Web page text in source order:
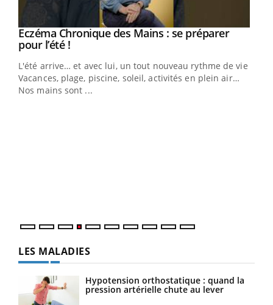
Youtube
Eczéma Chronique des Mains : se préparer
pour l’été !Youtube
L'été arrive… et avec lui, un tout nouveau rythme de vie !
Vacances, plage, piscine, soleil, activités en plein air…
Nos mains sont ...
LES MALADIES
Hypotension orthostatique : quand la
pression artérielle chute au lever